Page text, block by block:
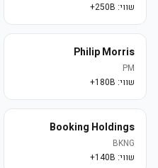
שווי: 250B+
Philip Morris
PM
שווי: 180B+
Booking Holdings
BKNG
שווי: 140B+